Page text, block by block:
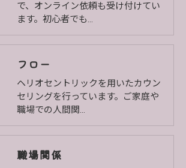
で、オンライン依頼も受け付けてい
ます。初心者でも…
フロー
ヘリオセントリックを用いたカウン
セリングを行っています。ご家庭や
職場での人間関…
職場関係